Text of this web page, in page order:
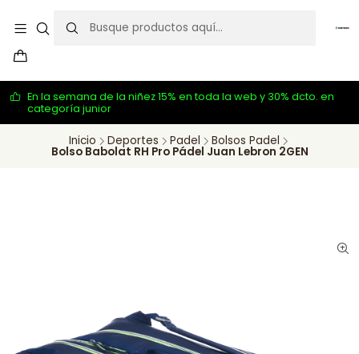
En la semana de la niñez 15% en toda la web y 30% dcto. en
categoría junior
Inicio Deportes Padel Bolsos Padel
Bolso Babolat RH Pro Pádel Juan Lebron 2GEN